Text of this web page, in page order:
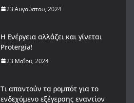
23 Αυγούστου, 2024
Η Ενέργεια αλλάζει και γίνεται
Protergia!
23 Μαΐου, 2024
Τι απαντούν τα ρομπότ για το
ενδεχόμενο εξέγερσης εναντίον